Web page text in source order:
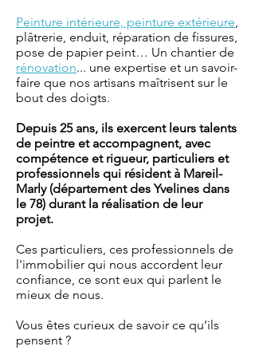
Peinture intérieure, peinture extérieure,
plâtrerie, enduit, réparation de fissures,
pose de papier peint… Un chantier de
rénovation... une expertise et un savoir-
faire que nos artisans maîtrisent sur le
bout des doigts.
Depuis 25 ans, ils exercent leurs talents
de peintre et accompagnent, avec
compétence et rigueur, particuliers et
professionnels qui résident à Mareil-
Marly (département des Yvelines dans
le 78) durant la réalisation de leur
projet.
Ces particuliers, ces professionnels de
l'immobilier qui nous accordent leur
confiance, ce sont eux qui parlent le
mieux de nous.
Vous êtes curieux de savoir ce qu’ils
pensent ?